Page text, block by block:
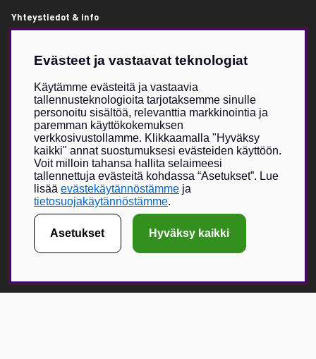
Yhteystiedot & info
Kokotaulukko
Villkor & info
Vildmarken Brand Storesta
Vildmarkenin itse kehittämä tuotevalikoima on kasvanut viime
vuosien aikana, ja nyt Vildmarken Brand Store -visio toteutuu –
ainutlaatuisesti suunniteltu myymälä, jossa painopiste on
uniikeissa tuotteissa. Vildmarken on jo vuodesta 2015 lähtien
tarjonnut lukijoilleen ja seuraajilleen mahdollisuuden tilata
vaatteita, lippiksiä ja muita asusteita.
Verkkokauppa on kasvanut erittäin suosituksi, ja fyysisen
myymälän myötä toivomme voivamme tarjota entistä suuremman
Evästeet ja vastaavat teknologiat
Käytämme evästeitä ja vastaavia
tallennusteknologioita tarjotaksemme sinulle
personoitu sisältöä, relevanttia markkinointia ja
paremman käyttökokemuksen
verkkosivustollamme. Klikkaamalla "Hyväksy
kaikki" annat suostumuksesi evästeiden käyttöön.
Voit milloin tahansa hallita selaimeesi
tallennettuja evästeitä kohdassa “Asetukset”. Lue
lisää evästekäytännöstämme ja
tietosuojakäytännöstämme.
Asetukset Hyväksy kaikki